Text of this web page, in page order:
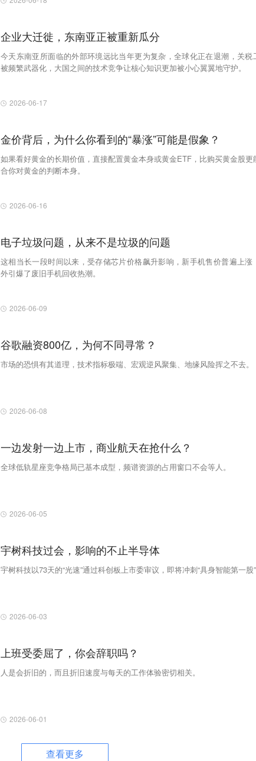
企业大迁徙，东南亚正被重新瓜分
今天东南亚所面临的外部环境远比当年更为复杂，全球化正在退潮，关税
被频繁武器化，大国之间的技术竞争让核心知识更加被小心翼翼地守护。
2026-06-17
金价背后，为什么你看到的“暴涨”可能是假象？
如果看好黄金的长期价值，直接配置黄金本身或黄金ETF，比购买黄金股更
合你对黄金的判断本身。
2026-06-16
电子垃圾问题，从来不是垃圾的问题
这相当长一段时间以来，受存储芯片价格飙升影响，新手机售价普遍上涨
外引爆了废旧手机回收热潮。
2026-06-09
谷歌融资800亿，为何不同寻常？
市场的恐惧有其道理，技术指标极端、宏观逆风聚集、地缘风险挥之不去。
2026-06-08
一边发射一边上市，商业航天在抢什么？
全球低轨星座竞争格局已基本成型，频谱资源的占用窗口不会等人。
2026-06-05
宇树科技过会，影响的不止半导体
宇树科技以73天的“光速”通过科创板上市委审议，即将冲刺“具身智能第一股
2026-06-03
上班受委屈了，你会辞职吗？
人是会折旧的，而且折旧速度与每天的工作体验密切相关。
2026-06-01
查看更多